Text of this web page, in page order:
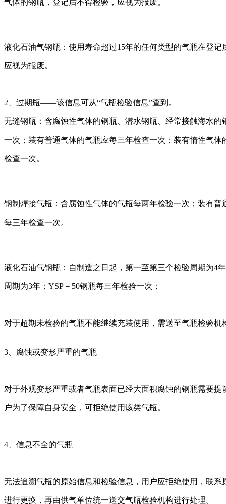
气体的钢瓶，登记后不得检验，应视为报废。
液化石油气钢瓶：使用寿命超过15年的任何类型的气瓶在登记
应视为报废。
2、过期瓶——该信息可从“气瓶检验信息”查到。
无缝钢瓶：含腐蚀性气体的钢瓶、潜水钢瓶、经常接触海水的
一次；装有普通气体的气瓶应每三年检查一次；装有惰性气体
检查一次。
钢制焊接气瓶：含腐蚀性气体的气瓶每两年检验一次；装有普
每三年检查一次。
液化石油气钢瓶：自制造之日起，第一至第三个检验周期为4
周期为3年；YSP－50钢瓶每三年检验一次；
对于超期未检验的气瓶不能继续充装使用，需送至气瓶检验机
3、腐蚀或变形严重的气瓶
对于外观变形严重或者气瓶表面已经大面积腐蚀的钢瓶需要提
户为了保障自身安全，可拒绝使用该类气瓶。
4、信息不全的气瓶
无法追溯气瓶的原始信息和检验信息，用户应拒绝使用，联系
进行更换，再由供气单位统一送交气瓶检验机构进行处理。